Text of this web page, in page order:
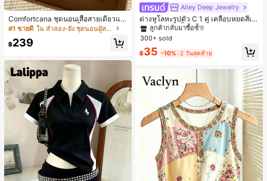
Comfortcana ชุดนอนเสื้อสายเดี่ยวแต่
งระบายและกางเกงขาสั้นสำหรับผู้หญิง
#1 ขายดี ใน ลำลอง-ยัง ชุดนอนผู้หญิง
฿239
Alley Deep Jewelry
ต่างหูโลหะรูปตัว C 1 คู่ เคลือบหยดสีเห
ลือง ลายจุดสีน้ำเงิน สไตล์ยุโรปและอเม
ริกัน แฟชั่นส่วนตัว หวานและสง่างาม
สำหรับผู้หญิงและเด็กหญิง สำหรับการเ
ดินทาง งานแต่งงาน ปาร์ตี้ วันเกิด ของ
#1 ขายดี ใน โบโฮ ต่างหูผู้หญิง
ลูกค้ากลับมาซื้อซ้ำ!
เกือบหมดแล้ว!
#1 ขายดี ใน โบโฮ ต่างหูผู้หญิง
ลูกค้ากลับมาซื้อซ้ำ!
เกือบหมดแล้ว!
#1 ขายดี ใน โบโฮ ต่างหูผู้หญิง
ลูกค้ากลับมาซื้อซ้ำ!
เกือบหมดแล้ว!
#1 ขายดี ใน โบโฮ ต่างหูผู้หญิง
300+ sold
฿35 -10% 2 วันสุดท้าย